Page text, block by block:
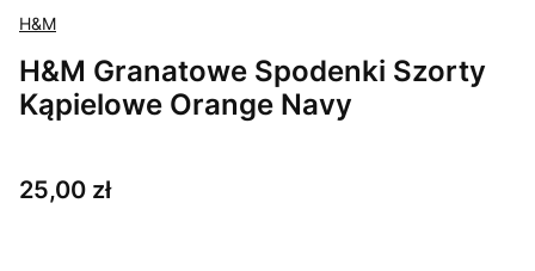
H&M
H&M Granatowe Spodenki Szorty
Kąpielowe Orange Navy
Cena
25,00 zł